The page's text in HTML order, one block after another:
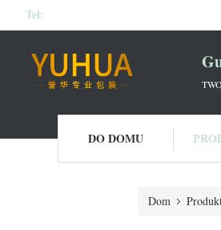
Tel:
DO DOMU
Dom